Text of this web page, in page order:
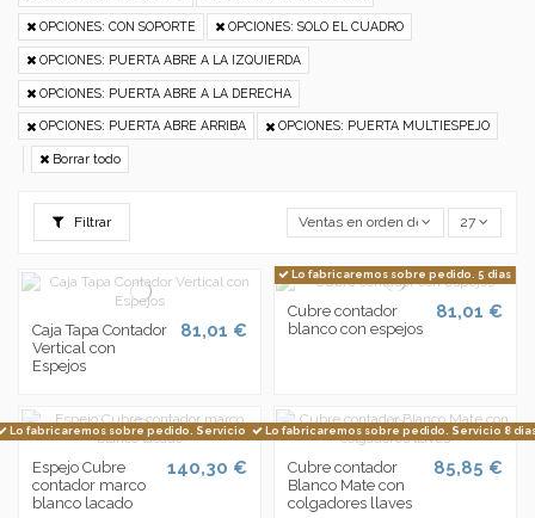
OPCIONES: CON SOPORTE OPCIONES: SOLO EL CUADRO
OPCIONES: PUERTA ABRE A LA IZQUIERDA
OPCIONES: PUERTA ABRE A LA DERECHA
OPCIONES: PUERTA ABRE ARRIBA OPCIONES: PUERTA MULTIESPEJO
Borrar todo
Filtrar Ventas en orden decreciente
27
Caja Tapa Contador
Vertical con
Espejos
81,01 €
Lo fabricaremos sobre pedido. 5 dias
Cubre contador
blanco con espejos
81,01 €
Lo fabricaremos sobre pedido. Servicio 4 dias
Espejo Cubre
contador marco
blanco lacado
140,30 €
Lo fabricaremos sobre pedido. Servicio 8
Cubre contador
Blanco Mate con
colgadores llaves
85,85 €